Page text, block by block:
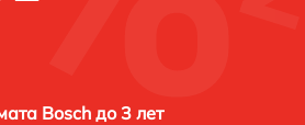
Bosch до 3 лет